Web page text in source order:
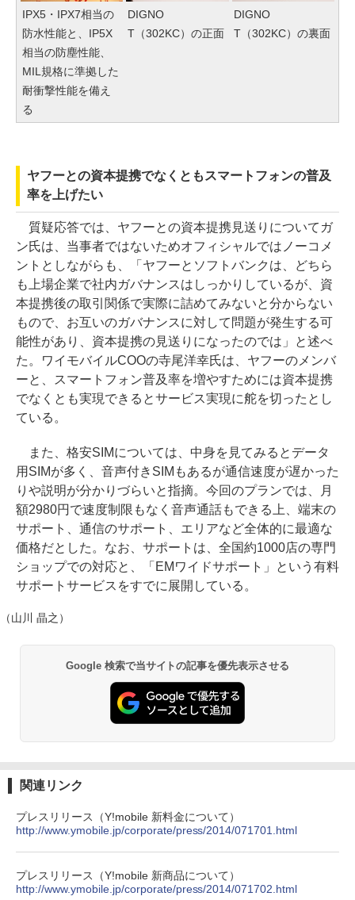
IPX5・IPX7相当の
防水性能と、IP5X
相当の防塵性能、
MIL規格に準拠した
耐衝撃性能を備え
る
DIGNO
T（302KC）の正面
DIGNO
T（302KC）の裏面
ヤフーとの資本提携でなくともスマートフォンの普及
率を上げたい
質疑応答では、ヤフーとの資本提携見送りについてガ
ン氏は、当事者ではないためオフィシャルではノーコメ
ントとしながらも、「ヤフーとソフトバンクは、どちら
も上場企業で社内ガバナンスはしっかりしているが、資
本提携後の取引関係で実際に詰めてみないと分からない
もので、お互いのガバナンスに対して問題が発生する可
能性があり、資本提携の見送りになったのでは」と述べ
た。ワイモバイルCOOの寺尾洋幸氏は、ヤフーのメンバ
ーと、スマートフォン普及率を増やすためには資本提携
でなくとも実現できるとサービス実現に舵を切ったとし
ている。
また、格安SIMについては、中身を見てみるとデータ
用SIMが多く、音声付きSIMもあるが通信速度が遅かった
りや説明が分かりづらいと指摘。今回のプランでは、月
額2980円で速度制限もなく音声通話もできる上、端末の
サポート、通信のサポート、エリアなど全体的に最適な
価格だとした。なお、サポートは、全国約1000店の専門
ショップでの対応と、「EMワイドサポート」という有料
サポートサービスをすでに展開している。
（山川 晶之）
Google 検索で当サイトの記事を優先表示させる
関連リンク
プレスリリース（Y!mobile 新料金について）
http://www.ymobile.jp/corporate/press/2014/071701.html
プレスリリース（Y!mobile 新商品について）
http://www.ymobile.jp/corporate/press/2014/071702.html